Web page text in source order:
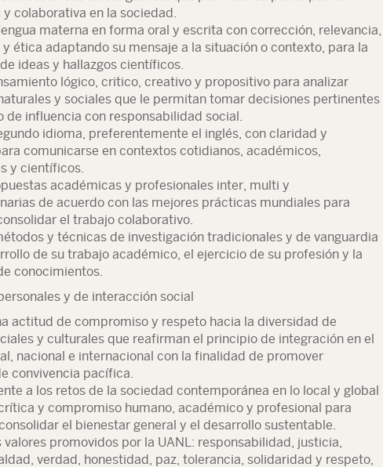
colaborativa en la sociedad.
materna en forma oral y escrita con corrección, relevancia,
ética adaptando su mensaje a la situación o contexto, para la
ideas y hallazgos científicos.
lógico, critico, creativo y propositivo para analizar
y sociales que le permitan tomar decisiones pertinentes
de influencia con responsabilidad social.
idioma, preferentemente el inglés, con claridad y
comunicarse en contextos cotidianos, académicos,
y científicos.
académicas y profesionales inter, multi y
de acuerdo con las mejores prácticas mundiales para
el trabajo colaborativo.
y técnicas de investigación tradicionales y de vanguardia
de su trabajo académico, el ejercicio de su profesión y la
conocimientos.
y de interacción social
actitud de compromiso y respeto hacia la diversidad de
y culturales que reafirman el principio de integración en el
nacional e internacional con la finalidad de promover
convivencia pacífica.
a los retos de la sociedad contemporánea en lo local y global
y compromiso humano, académico y profesional para
el bienestar general y el desarrollo sustentable.
valores promovidos por la UANL: responsabilidad, justicia,
verdad, honestidad, paz, tolerancia, solidaridad y respeto,